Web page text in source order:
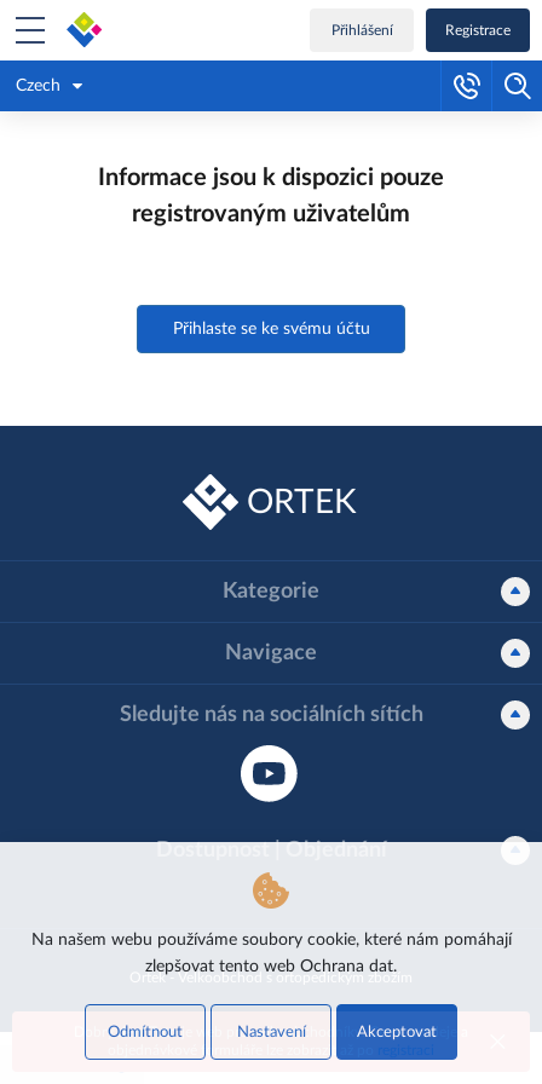
Dobrý den! Toto je web pro velkoobchodníky. Ceny, prodeje a
Přihlášení Registrace
Czech
Informace jsou k dispozici pouze
registrovaným uživatelům
Přihlaste se ke svému účtu
ORTEK
Ortek - Velkoobchod s ortopedickým zbožím
Kategorie
Navigace
Sledujte nás na sociálních sítích
Na našem webu používáme soubory cookie, které nám pomáhají
zlepšovat tento web Ochrana dat.
Odmítnout Nastavení Akceptovat
Cookie Setting